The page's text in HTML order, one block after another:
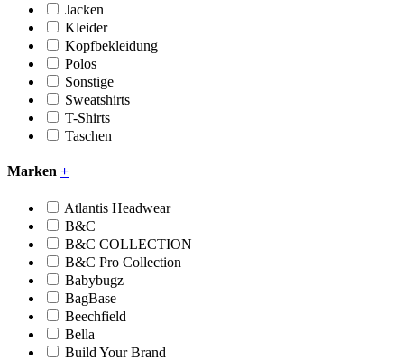
Jacken
Kleider
Kopfbekleidung
Polos
Sonstige
Sweatshirts
T-Shirts
Taschen
Marken +
Atlantis Headwear
B&C
B&C COLLECTION
B&C Pro Collection
Babybugz
BagBase
Beechfield
Bella
Build Your Brand